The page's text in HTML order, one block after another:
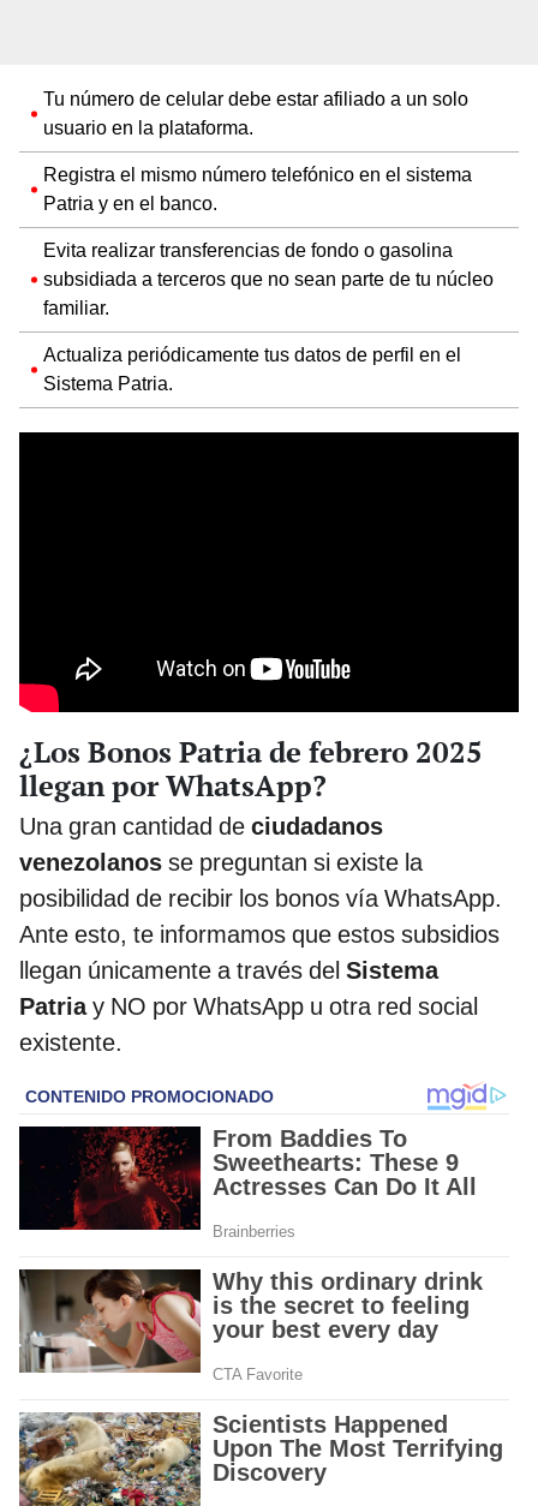
Tu número de celular debe estar afiliado a un solo
usuario en la plataforma.
Registra el mismo número telefónico en el sistema
Patria y en el banco.
Evita realizar transferencias de fondo o gasolina
subsidiada a terceros que no sean parte de tu núcleo
familiar.
Actualiza periódicamente tus datos de perfil en el
Sistema Patria.
¿Los Bonos Patria de febrero 2025
llegan por WhatsApp?
Una gran cantidad de ciudadanos
venezolanos se preguntan si existe la
posibilidad de recibir los bonos vía WhatsApp.
Ante esto, te informamos que estos subsidios
llegan únicamente a través del Sistema
Patriay NO por WhatsApp u otra red social
existente.